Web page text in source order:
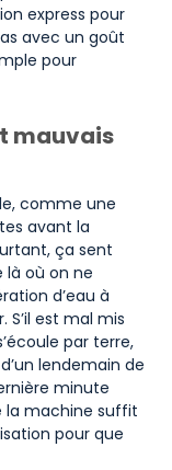
express pour
avec un goût
pour
mauvais
comme une
avant la
ça sent
là où on ne
d’eau à
S’il est mal mis
par terre,
lendemain de
minute
la machine suffit
pour que